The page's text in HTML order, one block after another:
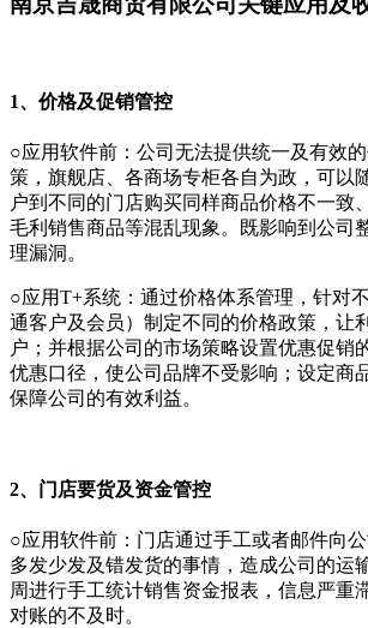
1、价格及促销管控
○应用软件前：公司无法提供统一及有效
策，旗舰店、各商场专柜各自为政，可以
户到不同的门店购买同样商品价格不一致
毛利销售商品等混乱现象。既影响到公司
理漏洞。
○应用T+系统：通过价格体系管理，针对
通客户及会员）制定不同的价格政策，让
户；并根据公司的市场策略设置优惠促销
优惠口径，使公司品牌不受影响；设定商
保障公司的有效利益。
2、门店要货及资金管控
○应用软件前：门店通过手工或者邮件向
多发少发及错发货的事情，造成公司的运
周进行手工统计销售资金报表，信息严重
对账的不及时。